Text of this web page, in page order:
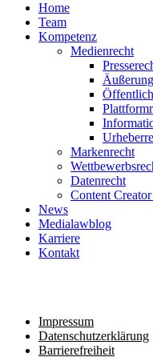
Home
Team
Kompetenz
Medienrecht
Markenrecht
Datenrecht
Content
News
Medialawblog
Karriere
Kontakt
Impressum
Datenschutzerklärung
Barrierefreiheit